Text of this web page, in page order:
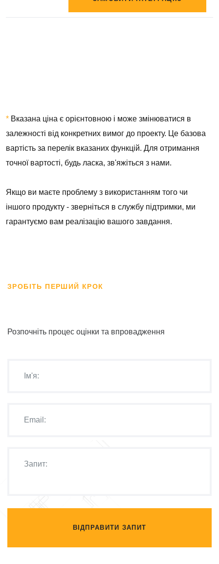
* Вказана ціна є орієнтовною і може змінюватися в
залежності від конкретних вимог до проекту. Це базова
вартість за перелік вказаних функцій. Для отримання
точної вартості, будь ласка, зв'яжіться з нами.
Якщо ви маєте проблему з використанням того чи
іншого продукту - зверніться в службу підтримки, ми
гарантуємо вам реалізацію вашого завдання.
ЗРОБІТЬ ПЕРШИЙ КРОК
Розпочніть процес оцінки та впровадження
ВІДПРАВИТИ ЗАПИТ